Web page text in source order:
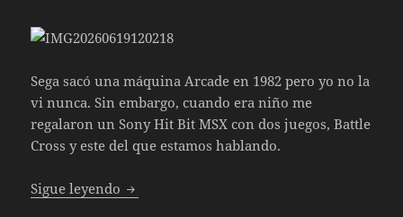
Sega sacó una máquina Arcade en 1982 pero yo no la
vi nunca. Sin embargo, cuando era niño me
regalaron un Sony Hit Bit MSX con dos juegos, Battle
Cross y este del que estamos hablando.
Sigue leyendo Ali Baba and the 40 thieves